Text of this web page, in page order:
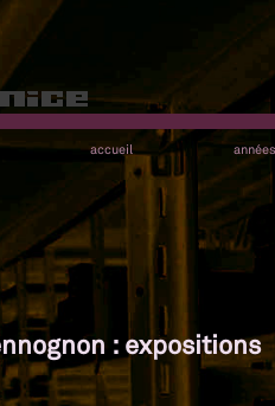
accueil années
: expositions